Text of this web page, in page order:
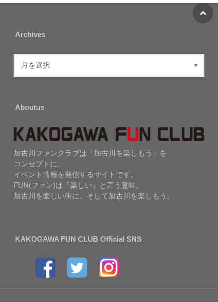
Archives
Aboutus
加古川ファンクラブは「加古川を楽しもう」を
コンセプトに、
イベント情報を発信するサイトです。
FUN(ファン)は「楽しい」と言う意味。
加古川を楽しい街に、そして加古川を楽しもう。
KAKOGAWA FUN CLUB Official SNS